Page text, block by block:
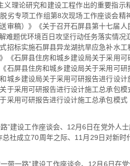
理论研究和建设工程作出的重要指
劣专项工作组第8次现场工作座谈会
审稿）》《关于召开石屏县第十七届
难题优环境百日攻坚行动任务落实情
招标实施石屏县异龙湖抗旱应急补水
《石屏县住房和城乡建设局关于采用
石屏县住房和城乡建设局关于采用可
城乡建设局关于采用可研报告进行设
于采用可研报告进行设计施工总承包
采用可研报告进行设计施工总承包模
”建设工作座谈会、12月6日在党外人
社成立70周年之际、11月29日对新
带一路”建设工作座谈会、12月6日在